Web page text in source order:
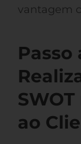
vantagem
Passo
ao